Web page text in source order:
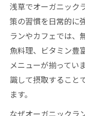
自然食レ
浅草自然
シワ改善
オーガニ
術
シワに効
浅草でオーガニック
策の習慣を日常的に
ランやカフェでは、
魚料理、ビタミン豊
メニューが揃ってい
識して摂取すること
ます。
なぜオーガニックラ